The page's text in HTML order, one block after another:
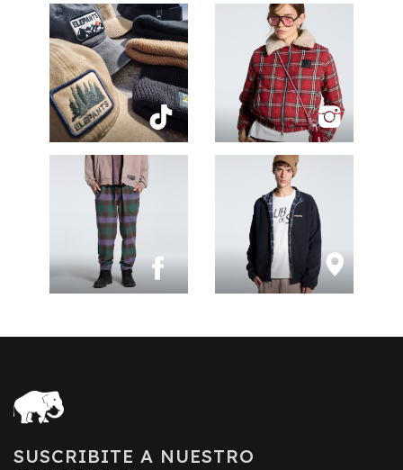
SUSCRIBITE A NUESTRO